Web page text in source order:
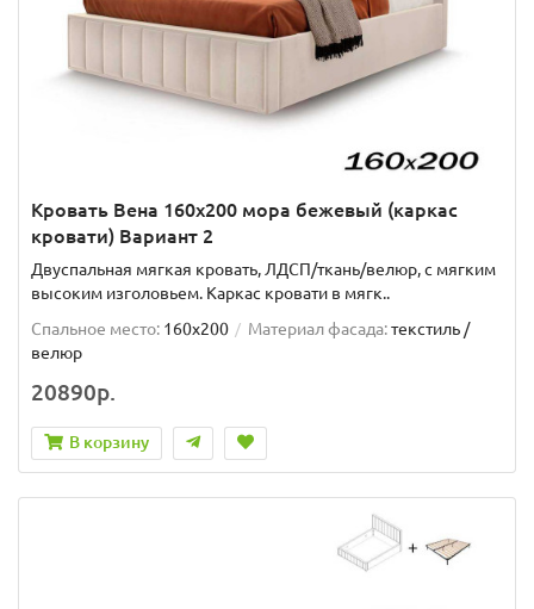
Кровать Вена 160х200 мора бежевый (каркас
кровати) Вариант 2
Двуспальная мягкая кровать, ЛДСП/ткань/велюр, с мягким
высоким изголовьем. Каркас кровати в мягк..
Спальное место: 160x200 Материал фасада:текстиль /
велюр
20890р.
В корзину